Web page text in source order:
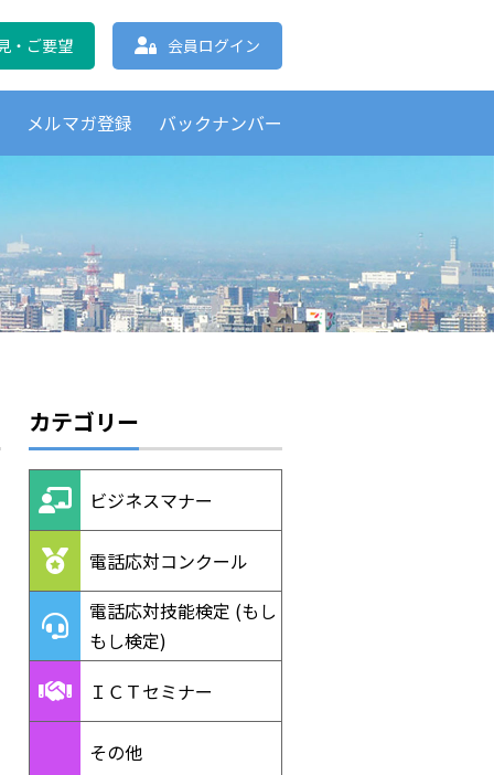
北海道支部
・ご要望 会員ログイン
メルマガ登録 バックナンバー
カテゴリー
ビジネスマナー
電話応対コンクール
電話応対技能検定 (もし
もし検定)
ＩＣＴセミナー
その他